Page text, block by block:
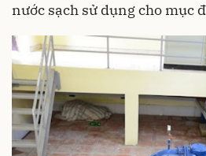
nước sạch sử dụng cho mục